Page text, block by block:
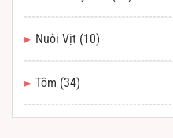
Nuôi Vịt (10)
Tôm (34)